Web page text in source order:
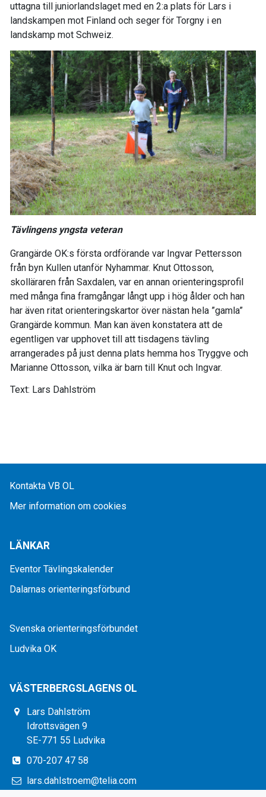
uttagna till juniorlandslaget med en 2:a plats för Lars i
landskampen mot Finland och seger för Torgny i en
landskamp mot Schweiz.
Tävlingens yngsta veteran
Grangärde OK:s första ordförande var Ingvar Pettersson
från byn Kullen utanför Nyhammar. Knut Ottosson,
skolläraren från Saxdalen, var en annan orienteringsprofil
med många fina framgångar långt upp i hög ålder och han
har även ritat orienteringskartor över nästan hela ”gamla”
Grangärde kommun. Man kan även konstatera att de
egentligen var upphovet till att tisdagens tävling
arrangerades på just denna plats hemma hos Tryggve och
Marianne Ottosson, vilka är barn till Knut och Ingvar.
Text: Lars Dahlström
Kontakta VB OL
Mer information om cookies
LÄNKAR
Eventor Tävlingskalender
Dalarnas orienteringsförbund
Svenska orienteringsförbundet
Ludvika OK
VÄSTERBERGSLAGENS OL
Lars Dahlström
Idrottsvägen 9
SE-771 55 Ludvika
070-207 47 58
lars.dahlstroem@telia.com